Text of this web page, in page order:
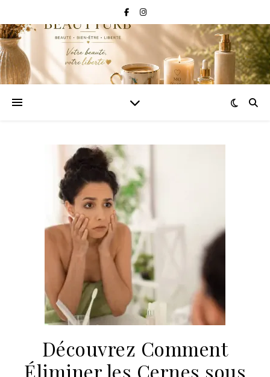
Découvrez Comment
Éliminer les Cernes sous